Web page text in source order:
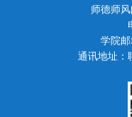
师德师风
学院邮
通讯地址：